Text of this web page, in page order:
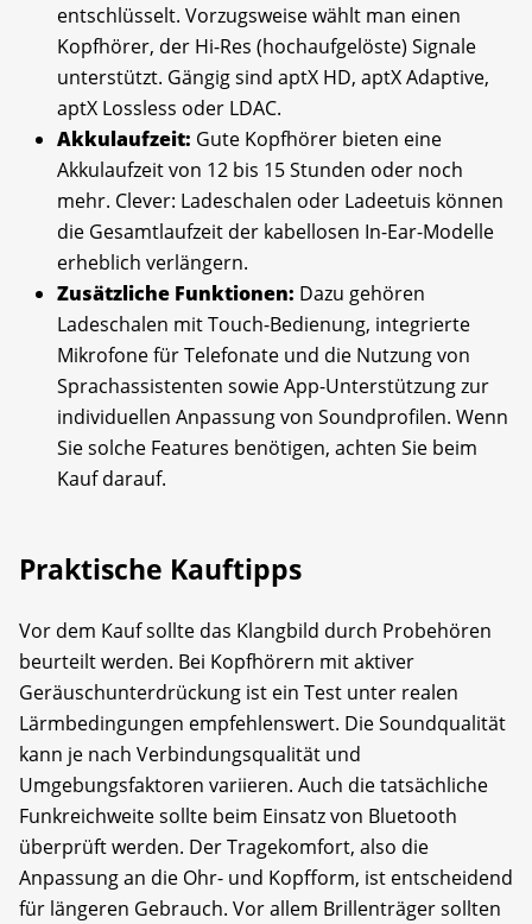
entschlüsselt. Vorzugsweise wählt man einen
Kopfhörer, der Hi-Res (hochaufgelöste) Signale
unterstützt. Gängig sind aptX HD, aptX Adaptive,
aptX Lossless oder LDAC.
Akkulaufzeit: Gute Kopfhörer bieten eine
Akkulaufzeit von 12 bis 15 Stunden oder noch
mehr. Clever: Ladeschalen oder Ladeetuis können
die Gesamtlaufzeit der kabellosen In-Ear-Modelle
erheblich verlängern.
Zusätzliche Funktionen: Dazu gehören
Ladeschalen mit Touch-Bedienung, integrierte
Mikrofone für Telefonate und die Nutzung von
Sprachassistenten sowie App-Unterstützung zur
individuellen Anpassung von Soundprofilen. Wenn
Sie solche Features benötigen, achten Sie beim
Kauf darauf.
Praktische Kauftipps
Vor dem Kauf sollte das Klangbild durch Probehören
beurteilt werden. Bei Kopfhörern mit aktiver
Geräuschunterdrückung ist ein Test unter realen
Lärmbedingungen empfehlenswert. Die Soundqualität
kann je nach Verbindungsqualität und
Umgebungsfaktoren variieren. Auch die tatsächliche
Funkreichweite sollte beim Einsatz von Bluetooth
überprüft werden. Der Tragekomfort, also die
Anpassung an die Ohr- und Kopfform, ist entscheidend
für längeren Gebrauch. Vor allem Brillenträger sollten